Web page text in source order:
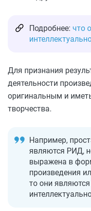
Подробнее: что
Для признания
деятельности
оригинальным и
творчества.
Например,
являются РИД,
выражена в
произведения
то они